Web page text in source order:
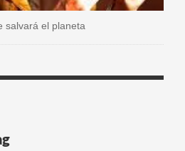
salvará el planeta